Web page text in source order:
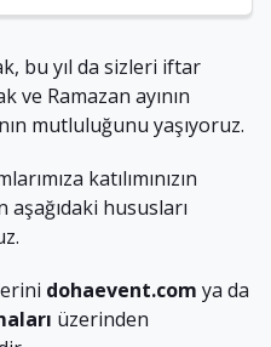
bu yıl da sizleri iftar
ve Ramazan ayının
mutluluğunu yaşıyoruz.
katılımınızın
hususları
dohaevent.com ya da
üzerinden